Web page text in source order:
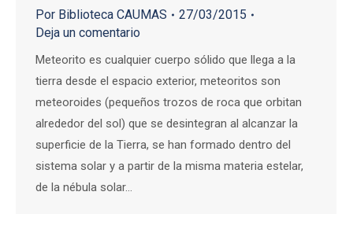
Por Biblioteca CAUMAS
27/03/2015
Deja un comentario
Meteorito es cualquier cuerpo sólido que llega a la
tierra desde el espacio exterior, meteoritos son
meteoroides (pequeños trozos de roca que orbitan
alrededor del sol) que se desintegran al alcanzar la
superficie de la Tierra, se han formado dentro del
sistema solar y a partir de la misma materia estelar,
de la nébula solar…